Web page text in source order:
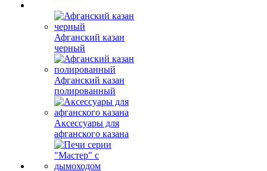
Афганский казан
черный
Афганский казан
полированный
Аксессуары для
афганского казана